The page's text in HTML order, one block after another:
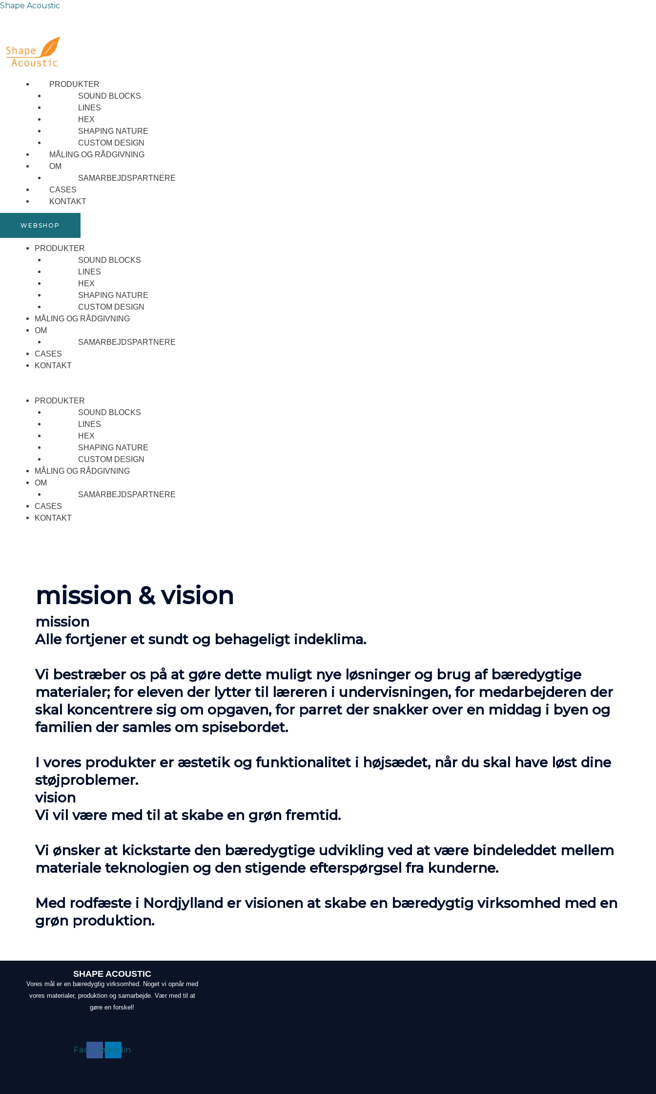
Skip
Shape Acoustic
Menu
PRODUKTER
SOUND BLOCKS
LINES
HEX
SHAPING NATURE
CUSTOM DESIGN
MÅLING OG RÅDGIVNING
OM
SAMARBEJDSPARTNERE
CASES
KONTAKT
WEBSHOP
Menu
PRODUKTER
SOUND BLOCKS
LINES
HEX
SHAPING NATURE
CUSTOM DESIGN
MÅLING OG RÅDGIVNING
OM
SAMARBEJDSPARTNERE
CASES
KONTAKT
Menu
PRODUKTER
SOUND BLOCKS
LINES
HEX
SHAPING NATURE
CUSTOM DESIGN
MÅLING OG RÅDGIVNING
OM
SAMARBEJDSPARTNERE
CASES
KONTAKT
mission & vision
mission
Alle fortjener et sundt og behageligt indeklima.
Vi bestræber os på at gøre dette muligt nye løsninger og brug af bæredygtige
materialer; for eleven der lytter til læreren i undervisningen, for medarbejderen der
skal koncentrere sig om opgaven, for parret der snakker over en middag i byen og
familien der samles om spisebordet.
I vores produkter er æstetik og funktionalitet i højsædet, når du skal have løst dine
støjproblemer.
vision
Vi vil være med til at skabe en grøn fremtid.
Vi ønsker at kickstarte den bæredygtige udvikling ved at være bindeleddet mellem
materiale teknologien og den stigende efterspørgsel fra kunderne.
Med rodfæste i Nordjylland er visionen at skabe en bæredygtig virksomhed med en
grøn produktion.
SHAPE ACOUSTIC
Vores mål er en bæredygtig virksomhed. Noget vi opnår med
vores materialer, produktion og samarbejde. Vær med til at
gøre en forskel!
Facebook
Linkedin